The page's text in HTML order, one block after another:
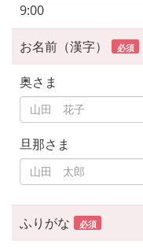
9:00
お名前（漢字） 必須
奥さま
旦那さま
ふりがな 必須